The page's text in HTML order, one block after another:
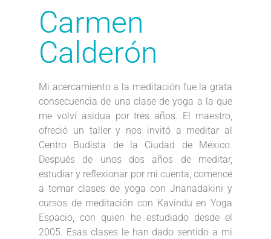
Carmen
Calderón
Mi acercamiento a la meditación fue la grata
consecuencia de una clase de yoga a la que
me volví asidua por tres años. El maestro,
ofreció un taller y nos invitó a meditar al
Centro Budista de la Ciudad de México.
Después de unos dos años de meditar,
estudiar y reflexionar por mi cuenta, comencé
a tomar clases de yoga con Jnanadakini y
cursos de meditación con Kavindu en Yoga
Espacio, con quien he estudiado desde el
2005. Esas clases le han dado sentido a mi